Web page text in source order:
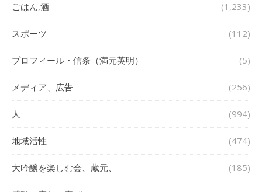
ごはん,酒 (1,233)
スポーツ (112)
プロフィール・信条（満元英明） (5)
メディア、広告 (256)
人 (994)
地域活性 (474)
大吟醸を楽しむ会、蔵元、 (185)